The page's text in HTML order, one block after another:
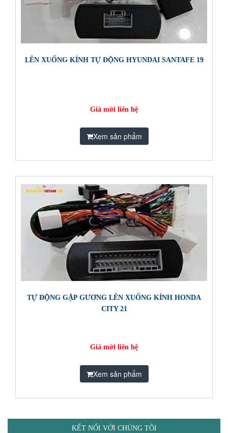
LÊN XUỐNG KÍNH TỰ ĐỘNG HYUNDAI SANTAFE 19
Giá mời liên hệ
Xem sản phẩm
TỰ ĐỘNG GẬP GƯƠNG LÊN XUỐNG KÍNH HONDA
CITY 21
Giá mời liên hệ
Xem sản phẩm
KẾT NỐI VỚI CHÚNG TÔI